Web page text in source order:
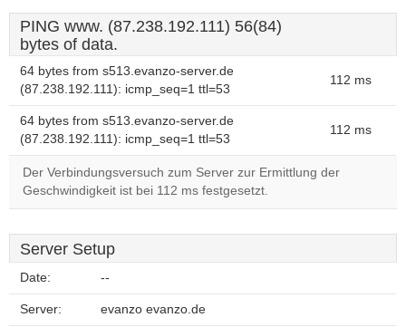
PING www. (87.238.192.111) 56(84)
bytes of data.
64 bytes from s513.evanzo-server.de
(87.238.192.111): icmp_seq=1 ttl=53
112 ms
64 bytes from s513.evanzo-server.de
(87.238.192.111): icmp_seq=1 ttl=53
112 ms
Der Verbindungsversuch zum Server zur Ermittlung der
Geschwindigkeit ist bei 112 ms festgesetzt.
Server Setup
Date: --
Server: evanzo evanzo.de